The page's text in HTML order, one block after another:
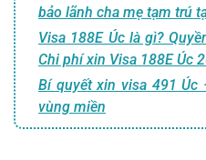
bảo lãnh cha mẹ tạm trú
Visa 188E Úc là gì?
Chi phí xin Visa 188E Úc
Bí quyết xin visa 491
vùng miền